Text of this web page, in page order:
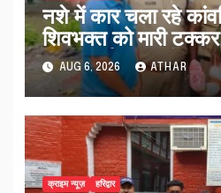
नशे में कार चला रहे
शिवभक्त को मारी
मामला नई कांवड़ देकर
AUG 6, 2026 ATHAR
क्राइम न्यूज़ हरिद्वार